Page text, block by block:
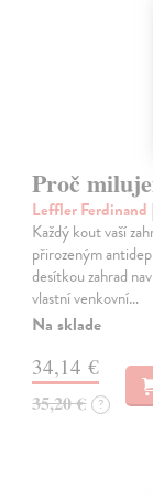
Proč
Leffler Ferdinand
Každý kout vaší
přirozeným
desítkou zahrad
vlastní venkovní…
Na sklade
34,14 €
35,20 € ?